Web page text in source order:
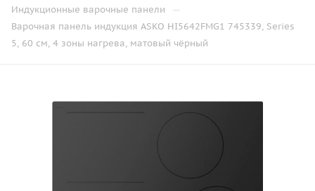
Индукционные варочные панели —
Варочная панель индукция ASKO HI5642FMG1 745339, Series
5, 60 см, 4 зоны нагрева, матовый чёрный